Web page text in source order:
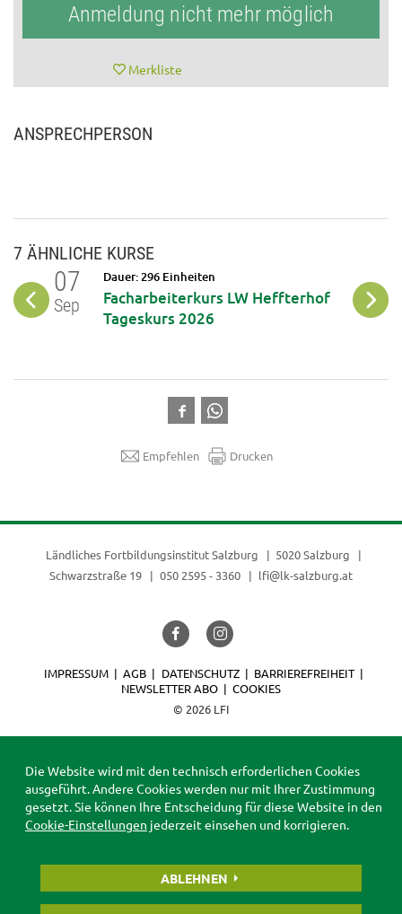
Anmeldung nicht mehr möglich
Merkliste
ANSPRECHPERSON
7 ÄHNLICHE KURSE
07
Sep
Dauer: 296 Einheiten
Facharbeiterkurs LW Heffterhof
Tageskurs 2026
09
Okt
Empfehlen Drucken
Ländliches Fortbildungsinstitut Salzburg
5020 Salzburg
Schwarzstraße 19
050 2595 - 3360 lfi@lk-salzburg.at
© 2026 LFI
IMPRESSUM AGB DATENSCHUTZ
BARRIEREFREIHEIT
NEWSLETTER ABO
COOKIES
Die Website wird mit den technisch erforderlichen Cookies
ausgeführt. Andere Cookies werden nur mit Ihrer Zustimmung
gesetzt. Sie können Ihre Entscheidung für diese Website in den
Cookie-Einstellungen jederzeit einsehen und korrigieren.
ABLEHNEN